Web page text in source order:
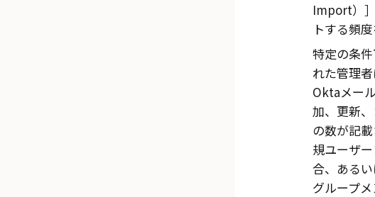
Import）
トする頻
特定の条
れた管理
Oktaメー
加、更新
の数が記載
規ユーザ
合、ある
グループ